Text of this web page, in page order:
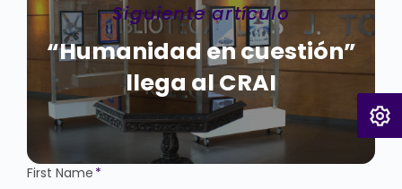
Siguiente artículo
“Humanidad en cuestión”
llega al CRAI
First Name *